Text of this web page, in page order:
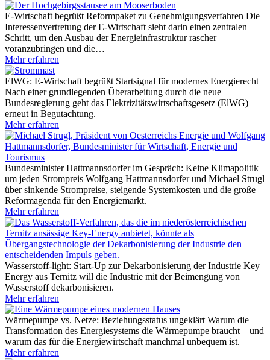
E-Wirtschaft begrüßt Reformpaket zu Genehmigungsverfahren Die
Interessenvertretung der E-Wirtschaft sieht darin einen zentralen
Schritt, um den Ausbau der Energieinfrastruktur rascher
voranzubringen und die…
Mehr erfahren
ElWG: E-Wirtschaft begrüßt Startsignal für modernes Energierecht
Nach einer grundlegenden Überarbeitung durch die neue
Bundesregierung geht das Elektrizitätswirtschaftsgesetz (ElWG)
erneut in Begutachtung.
Mehr erfahren
Bundesminister Hattmannsdorfer im Gespräch: Keine Klimapolitik
um jeden Strompreis Wolfgang Hattmannsdorfer und Michael Strugl
über sinkende Strompreise, steigende Systemkosten und die große
Reformagenda für den Energiemarkt.
Mehr erfahren
Wasserstoff-light: Start-Up zur Dekarbonisierung der Industrie Key
Energy aus Ternitz will die Industrie mit der Beimengung von
Wasserstoff dekarbonisieren.
Mehr erfahren
Wärmepumpe vs. Netze: Beziehungsstatus ungeklärt Warum die
Transformation des Energiesystems die Wärmepumpe braucht – und
warum das für die Energiewirtschaft manchmal unbequem ist.
Mehr erfahren